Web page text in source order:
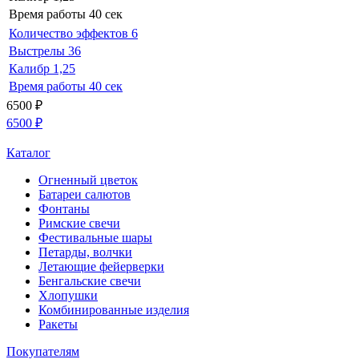
Время работы 40 сек
Количество эффектов 6
Выстрелы 36
Калибр 1,25
Время работы 40 сек
6500 ₽
6500 ₽
Каталог
Огненный цветок
Батареи салютов
Фонтаны
Римские свечи
Фестивальные шары
Петарды, волчки
Летающие фейерверки
Бенгальские свечи
Хлопушки
Комбинированные изделия
Ракеты
Покупателям